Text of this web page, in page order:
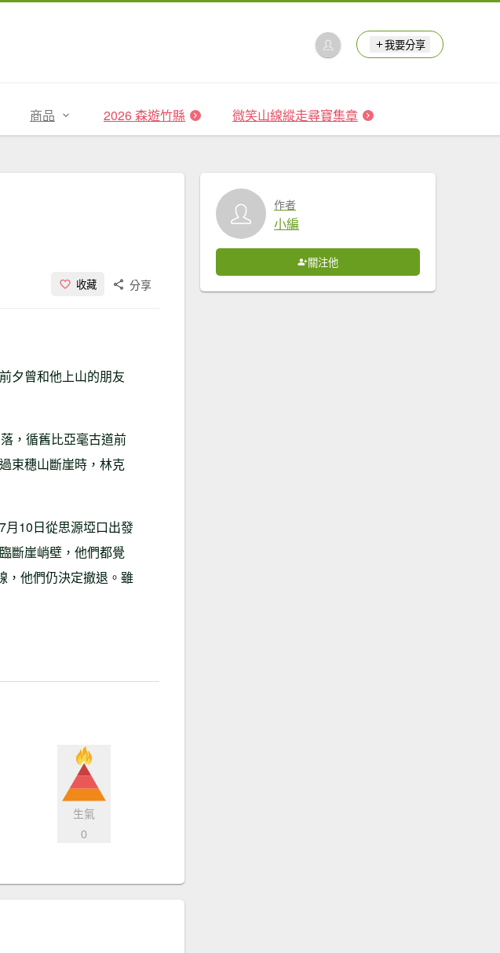
我要分享
商品 2026 森遊竹縣 微笑山線縱走尋寶集章
收藏 分享
夕曾和他上山的朋友
，循舊比亞毫古道前
束穗山斷崖時，林克
月10日從思源埡口出發
斷崖峭壁，他們都覺
，他們仍決定撤退。雖
生氣
0
作者
小編
關注他